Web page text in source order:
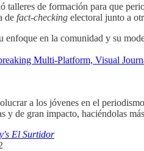
talleres de formación para que
de fact-checking electoral junto a
enfoque en la comunidad y su
Multi-Platform, Visual
a los jóvenes en el
y de gran impacto, haciéndolas
El Surtidor